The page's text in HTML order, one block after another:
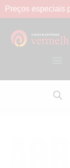
Preços especiais